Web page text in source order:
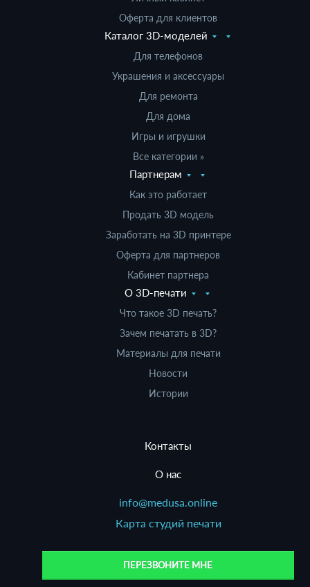
Оферта для клиентов
Каталог 3D-моделей
Для телефонов
Украшения и аксессуары
Для ремонта
Для дома
Игры и игрушки
Все категории »
Партнерам
Как это работает
Продать 3D модель
Заработать на 3D принтере
Оферта для партнеров
Кабинет партнера
О 3D-печати
Что такое 3D печать?
Зачем печатать в 3D?
Материалы для печати
Новости
Истории
Контакты
О нас
info@medusa.online
Карта студий печати
ПЕРЕЗВОНИТЕ МНЕ